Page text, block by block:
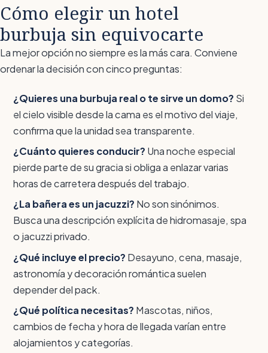
Cómo elegir un hotel
burbuja sin equivocarte
La mejor opción no siempre es la más cara. Conviene
ordenar la decisión con cinco preguntas:
¿Quieres una burbuja real o te sirve un domo? Si
el cielo visible desde la cama es el motivo del viaje,
confirma que la unidad sea transparente.
¿Cuánto quieres conducir? Una noche especial
pierde parte de su gracia si obliga a enlazar varias
horas de carretera después del trabajo.
¿La bañera es un jacuzzi? No son sinónimos.
Busca una descripción explícita de hidromasaje, spa
o jacuzzi privado.
¿Qué incluye el precio? Desayuno, cena, masaje,
astronomía y decoración romántica suelen
depender del pack.
¿Qué política necesitas? Mascotas, niños,
cambios de fecha y hora de llegada varían entre
alojamientos y categorías.